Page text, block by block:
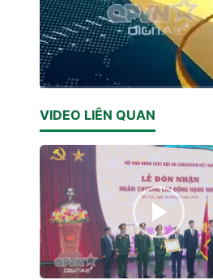
VIDEO LIÊN QUAN